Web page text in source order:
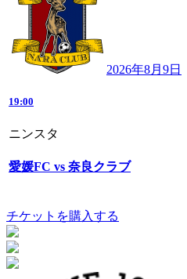
2026年8月9日
19:00
ニンスタ
愛媛FC vs 奈良クラブ
チケットを購入する